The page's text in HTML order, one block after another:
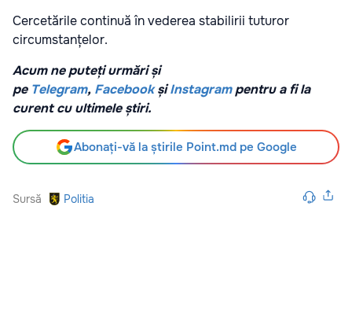
Cercetările continuă în vederea stabilirii tuturor
circumstanțelor.
Acum ne puteți urmări și
pe Telegram, Facebook șiInstagrampentru a fi la
curent cu ultimele știri.
Abonați-vă la știrile Point.md pe Google
Sursă Politia